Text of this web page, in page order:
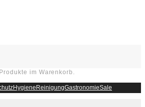
im Warenkorb.
HygieneReinigungGastronomieSale